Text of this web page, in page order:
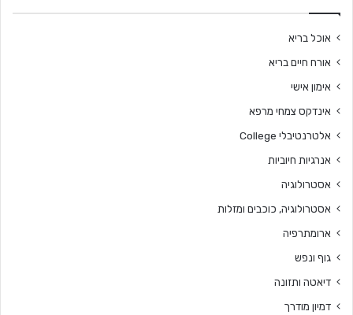
אוכל בריא
אורח חיים בריא
אימון אישי
אינדקס צמחי מרפא
אלטרנטיבלי College
אנרגיות חיוביות
אסטרולוגיה
אסטרולוגיה, כוכבים ומזלות
ארומתרפיה
גוף ונפש
דיאטה ותזונה
דמיון מודרך